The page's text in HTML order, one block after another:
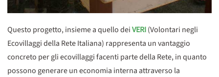
Questo progetto, insieme a quello deiVERI(Volontari negli
Ecovillaggi della Rete Italiana) rappresenta un vantaggio
concreto per gli ecovillaggi facenti parte della Rete, in quanto
possono generare un economia interna attraverso la